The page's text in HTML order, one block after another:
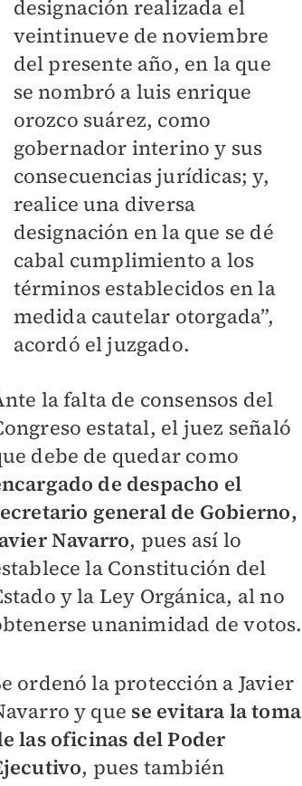
designación realizada el
veintinueve de noviembre
del presente año, en la que
se nombró a luis enrique
orozco suárez, como
gobernador interino y sus
consecuencias jurídicas; y,
realice una diversa
designación en la que se dé
cabal cumplimiento a los
términos establecidos en la
medida cautelar otorgada”,
acordó el juzgado.
la falta de consensos del
estatal, el juez señaló
debe de quedar como
de despacho el
general de Gobierno,
Navarro, pues así lo
la Constitución del
y la Ley Orgánica, al no
unanimidad de votos.
ordenó la protección a Javier
y que se evitara la toma
las oficinas del Poder
, pues también